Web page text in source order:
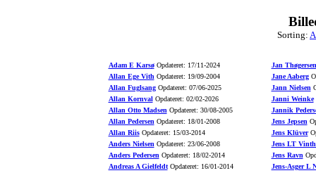
Sorting:
Adam E KarsøOpdateret: 17/11-2024
Allan Ege Vith Opdateret: 19/09-2004
Allan FuglsangOpdateret: 07/06-2025
Allan KornvalOpdateret: 02/02-2026
Allan Otto Madsen Opdateret: 30/08-2005
Allan Pedersen Opdateret: 18/01-2008
Allan RiisOpdateret: 15/03-2014
Anders Nielsen Opdateret: 23/06-2008
Anders Pedersen Opdateret: 18/02-2014
Andreas A GielfeldtOpdateret: 16/01-2014
Jan Thøgersen
Jane Aaberg
Jann Nielsen
Janni Weinke
Jannik
Jens Jepsen
Jens Klüver
Jens LT
Jens Ravn
Jens-Asger L